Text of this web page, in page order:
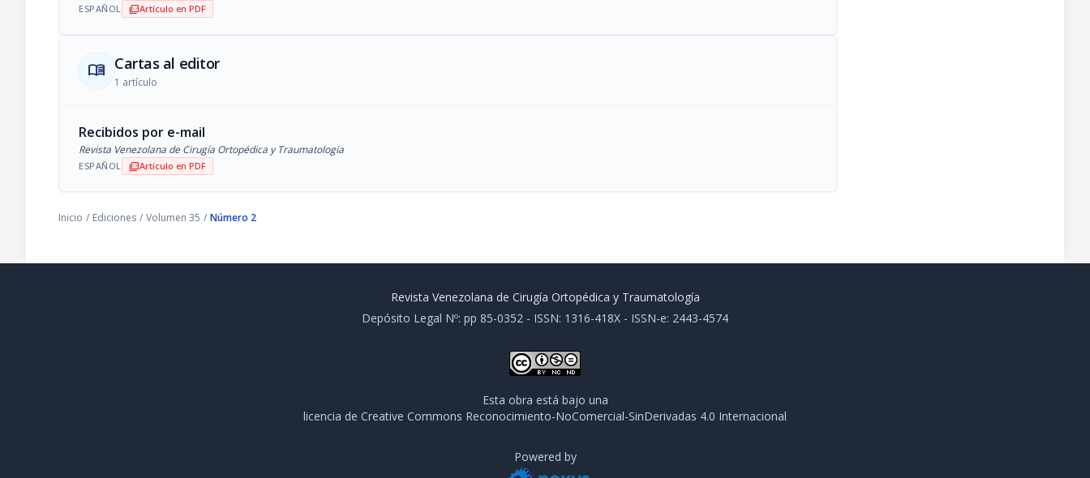
ESPAÑOL picture_as_pdfArtículo en PDF
menu_book Cartas al editor
1 artículo
Recibidos por e-mail
Revista Venezolana de Cirugía Ortopédica y Traumatología
ESPAÑOL picture_as_pdfArtículo en PDF
Inicio / Ediciones / Volumen 35 / Número 2
Revista Venezolana de Cirugía Ortopédica y Traumatología
Depósito Legal Nº: pp 85-0352 - ISSN: 1316-418X - ISSN-e: 2443-4574
Esta obra está bajo una
licencia de Creative Commons Reconocimiento-NoComercial-SinDerivadas 4.0 Internacional
Powered by